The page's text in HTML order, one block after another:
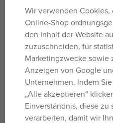
auf Lager
31,99 €
25,59 €
Wir verwenden
Online-Shop
den Inhalt der Website
zuzuschneiden, für
Marketingzwecke sowie
Anzeigen von Google
Unternehmen. Indem
„Alle akzeptieren“
Einverständnis, diese zu
verarbeiten, damit wir